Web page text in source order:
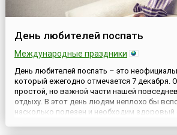
День любителей поспать
Международные праздники
День любителей поспать – это
который ежегодно отмечается 7 декабря.
простой, но важной части нашей
отдыху. В этот день людям неплохо бы
насколько полезен и необходим здоровый